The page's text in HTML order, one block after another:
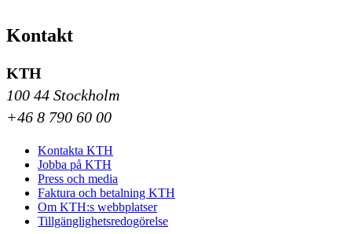
Kontakt
KTH
100 44 Stockholm
+46 8 790 60 00
Kontakta KTH
Jobba på KTH
Press och media
Faktura och betalning KTH
Om KTH:s webbplatser
Tillgänglighetsredogörelse